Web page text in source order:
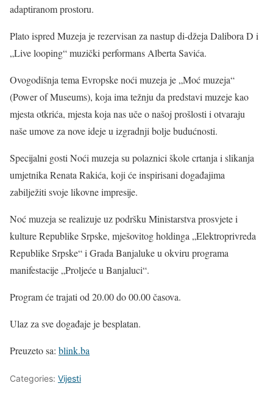
adaptiranom prostoru.
Plato ispred Muzeja je rezervisan za nastup di-džeja Dalibora D i
„Live looping“ muzički performans Alberta Savića.
Ovogodišnja tema Evropske noći muzeja je „Moć muzeja“
(Power of Museums), koja ima težnju da predstavi muzeje kao
mjesta otkrića, mjesta koja nas uče o našoj prošlosti i otvaraju
naše umove za nove ideje u izgradnji bolje budućnosti.
Specijalni gosti Noći muzeja su polaznici škole crtanja i slikanja
umjetnika Renata Rakića, koji će inspirisani događajima
zabilježiti svoje likovne impresije.
Noć muzeja se realizuje uz podršku Ministarstva prosvjete i
kulture Republike Srpske, mješovitog holdinga „Elektroprivreda
Republike Srpske“ i Grada Banjaluke u okviru programa
manifestacije „Proljeće u Banjaluci“.
Program će trajati od 20.00 do 00.00 časova.
Ulaz za sve događaje je besplatan.
Preuzeto sa: blink.ba
Categories: Vijesti